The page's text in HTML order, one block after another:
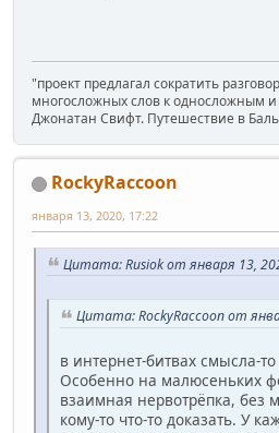
"проект предлагал сократить
многосложных слов к односложным и
Джонатан Свифт. Путешествие в
RockyRaccoon
января 13, 2020, 17:22
Цитата: Rusiok от января 13,
Цитата: RockyRaccoon от
в интернет-битвах смысла-
Особенно на малюсеньких
взаимная нервотрёпка,
кому-то что-то доказать. У